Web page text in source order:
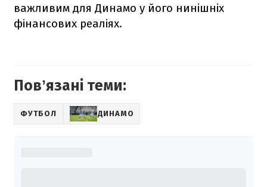
важливим для Динамо у його нинішніх
фінансових реаліях.
Повʼязані теми:
ФУТБОЛ ДИНАМО